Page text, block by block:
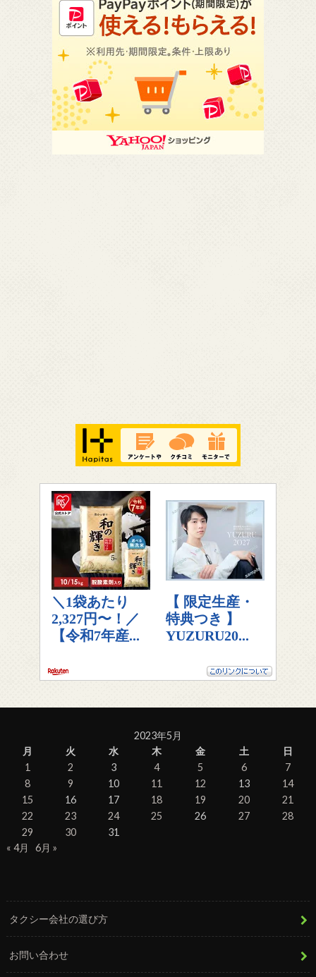
2023年5月
月
火 水 木 金 土
日
1
2 3 4 5 6
7
8
9 10 11 12 13
14
15
16 17 18 19 20
21
22
23 24 25 26 27
28
29
30
31
« 4月
6月 »
タクシー会社の選び方
お問い合わせ